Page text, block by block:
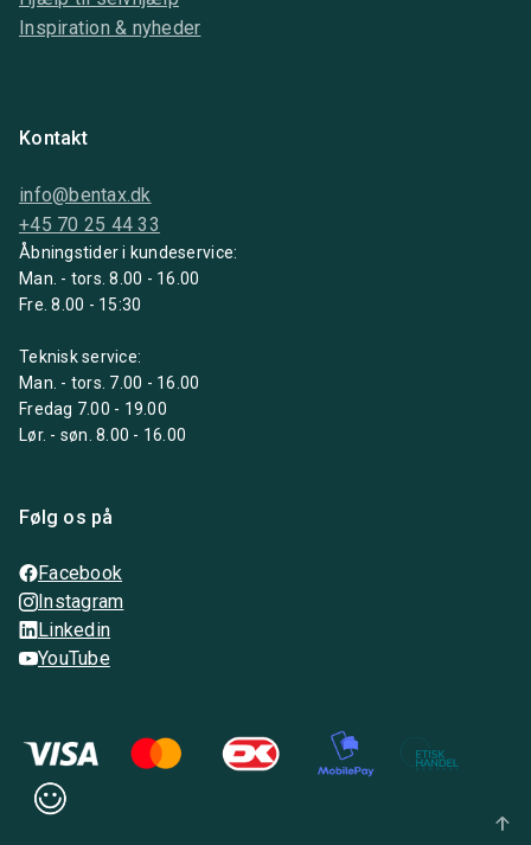
Inspiration & nyheder
Kontakt
info@bentax.dk
+45 70 25 44 33
Åbningstider i kundeservice:
Man. - tors. 8.00 - 16.00
Fre. 8.00 - 15:30
Teknisk service:
Man. - tors. 7.00 - 16.00
Fredag 7.00 - 19.00
Lør. - søn. 8.00 - 16.00
Følg os på
Facebook
Instagram
Linkedin
YouTube
arrow_upward_alt